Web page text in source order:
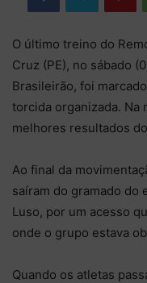
O último treino do
Cruz (PE), no sábado
Brasileirão, foi
torcida organizada. Na
melhores resultados
Ao final da
saíram do gramado do
Luso, por um acesso
onde o grupo estava
Quando os atletas